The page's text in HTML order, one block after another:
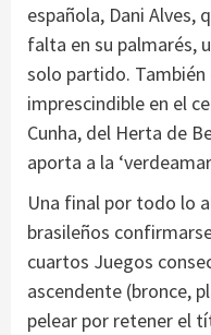
española, Dani Alves,
falta en su palmarés,
solo partido.
imprescindible en el
Cunha, del Herta de
aporta a la
Una final por todo lo
brasileños
cuartos Juegos
ascendente (bronce,
pelear por retener el